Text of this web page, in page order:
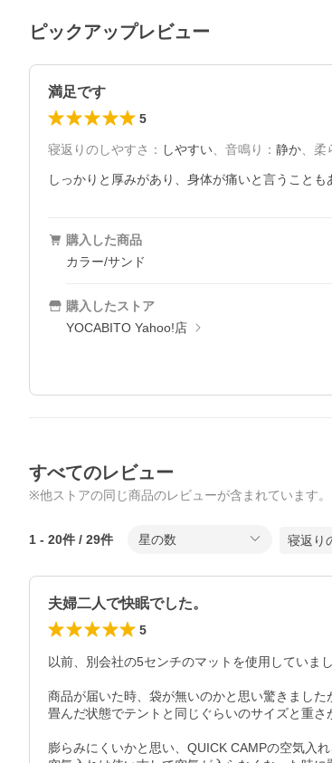
ピックアップレビュー
満足です
5
寝返りのしやすさ ： しやすい 音鳴り ： 静か 柔
しっかりと厚みがあり、身体が痛いと言うこと
購入した商品
カラー/サンド
購入したストア
YOCABITO Yahoo!店
すべてのレビュー
※他ストアの同じ商品のレビューが含まれています。
1 - 20件 / 29件 星の数 寝返り
夫婦二人で快眠でした。
5
以前、別会社の5センチのマットを使用していま
商品が届いた時、袋が無いのかと思い驚きました
畳んだ状態でテントと同じぐらいのサイズと重
膨らみにくいかと思い、QUICK CAMPの空気入